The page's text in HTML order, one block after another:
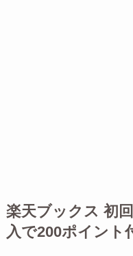
楽天ブックス 初
入で200ポイント